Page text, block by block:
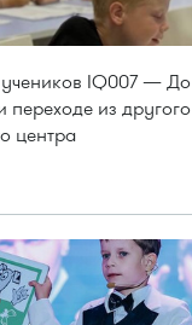
IQ007 — До
из другого
центра